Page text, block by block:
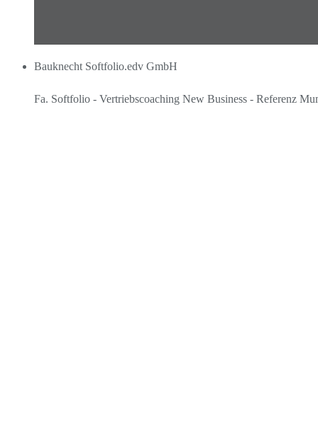
Bauknecht Softfolio.edv GmbH
Fa. Softfolio - Vertriebscoaching New Business - Referenz